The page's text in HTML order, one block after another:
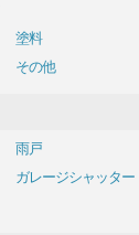
塗料
その他
雨戸
ガレージシャッター